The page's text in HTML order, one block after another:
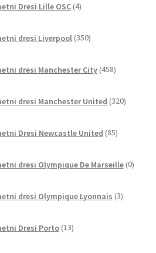
Dresi Lille OSC 4izdelki
dresi Liverpool 350izdelkov
dresi Manchester City 458izdelkov
dresi Manchester United 320izdelkov
Dresi Newcastle United 85izdelkov
dresi Olympique De Marseille 0
dresi Olympique Lyonnais 3izdelki
Dresi Porto 13izdelkov